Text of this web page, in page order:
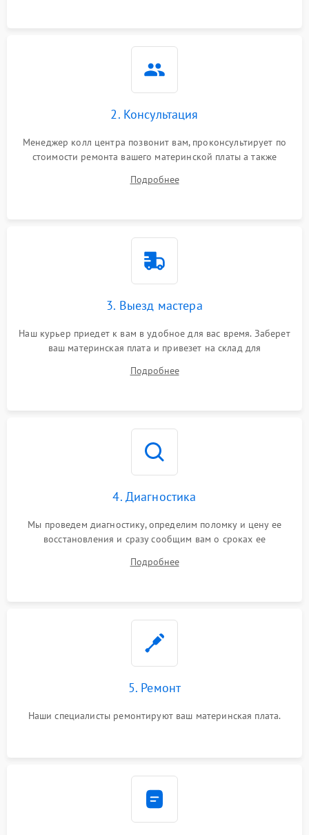
2. Консультация
Менеджер колл центра позвонит вам, проконсультирует по
стоимости ремонта вашего материнской платы а также
Подробнее
3. Выезд мастера
Наш курьер приедет к вам в удобное для вас время. Заберет
ваш материнская плата и привезет на склад для
Подробнее
4. Диагностика
Мы проведем диагностику, определим поломку и цену ее
восстановления и сразу сообщим вам о сроках ее
Подробнее
5. Ремонт
Наши специалисты ремонтируют ваш материнская плата.